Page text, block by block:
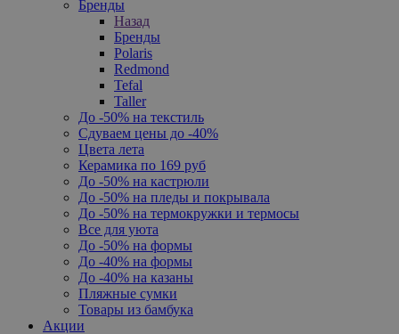
Бренды
Назад
Бренды
Polaris
Redmond
Tefal
Taller
До -50% на текстиль
Сдуваем цены до -40%
Цвета лета
Керамика по 169 руб
До -50% на кастрюли
До -50% на пледы и покрывала
До -50% на термокружки и термосы
Все для уюта
До -50% на формы
До -40% на формы
До -40% на казаны
Пляжные сумки
Товары из бамбука
Акции